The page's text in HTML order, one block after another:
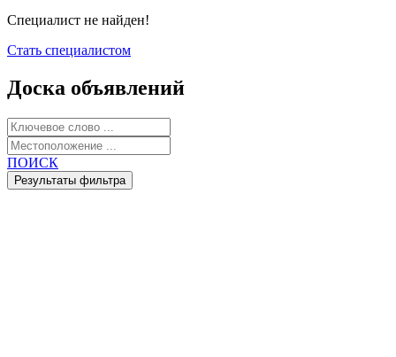
Специалист не найден!
Стать специалистом
Доска объявлений
ПОИСК